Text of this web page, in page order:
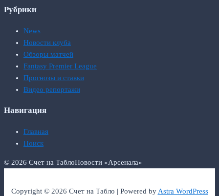
Рубрики
News
Новости клуба
Обзоры матчей
Fantasy Premier League
Прогнозы и ставки
Видео репортажи
Навигация
Главная
Поиск
© 2026 Счет на ТаблоНовости «Арсенала»
Copyright © 2026 Счет на Табло | Powered byAstra WordPress